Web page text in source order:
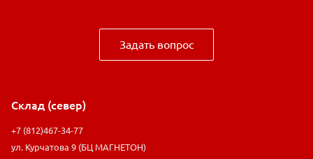
Задать вопрос
Склад (север)
+7 (812)467-34-77
ул. Курчатова 9 (БЦ МАГНЕТОН)